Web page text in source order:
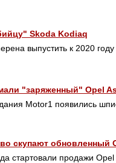
Skoda Kodiaq
выпустить к 2020 году
"заряженный" Opel
Motor1 появились
скупают обновленный
стартовали продажи